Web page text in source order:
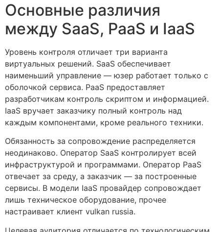
Основные различия
между SaaS, PaaS и IaaS
Уровень контроля отличает три варианта
виртуальных решений. SaaS обеспечивает
наименьший управление — юзер работает только с
оболочкой сервиса. PaaS предоставляет
разработчикам контроль скриптом и информацией.
IaaS вручает заказчику полный контроль над
каждым компонентами, кроме реального техники.
Обязанность за сопровождение распределяется
неодинаково. Оператор SaaS контролирует всей
инфраструктурой и программами. Оператор PaaS
отвечает за среду, а заказчик — за построенные
сервисы. В модели IaaS провайдер сопровождает
лишь техническое оборудование, прочее
настраивает клиент vulkan russia.